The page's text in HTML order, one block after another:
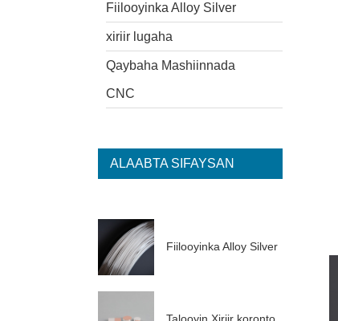
Fiilooyinka Alloy Silver
xiriir lugaha
Qaybaha Mashiinnada
CNC
ALAABTA SIFAYSAN
Fiilooyinka Alloy Silver